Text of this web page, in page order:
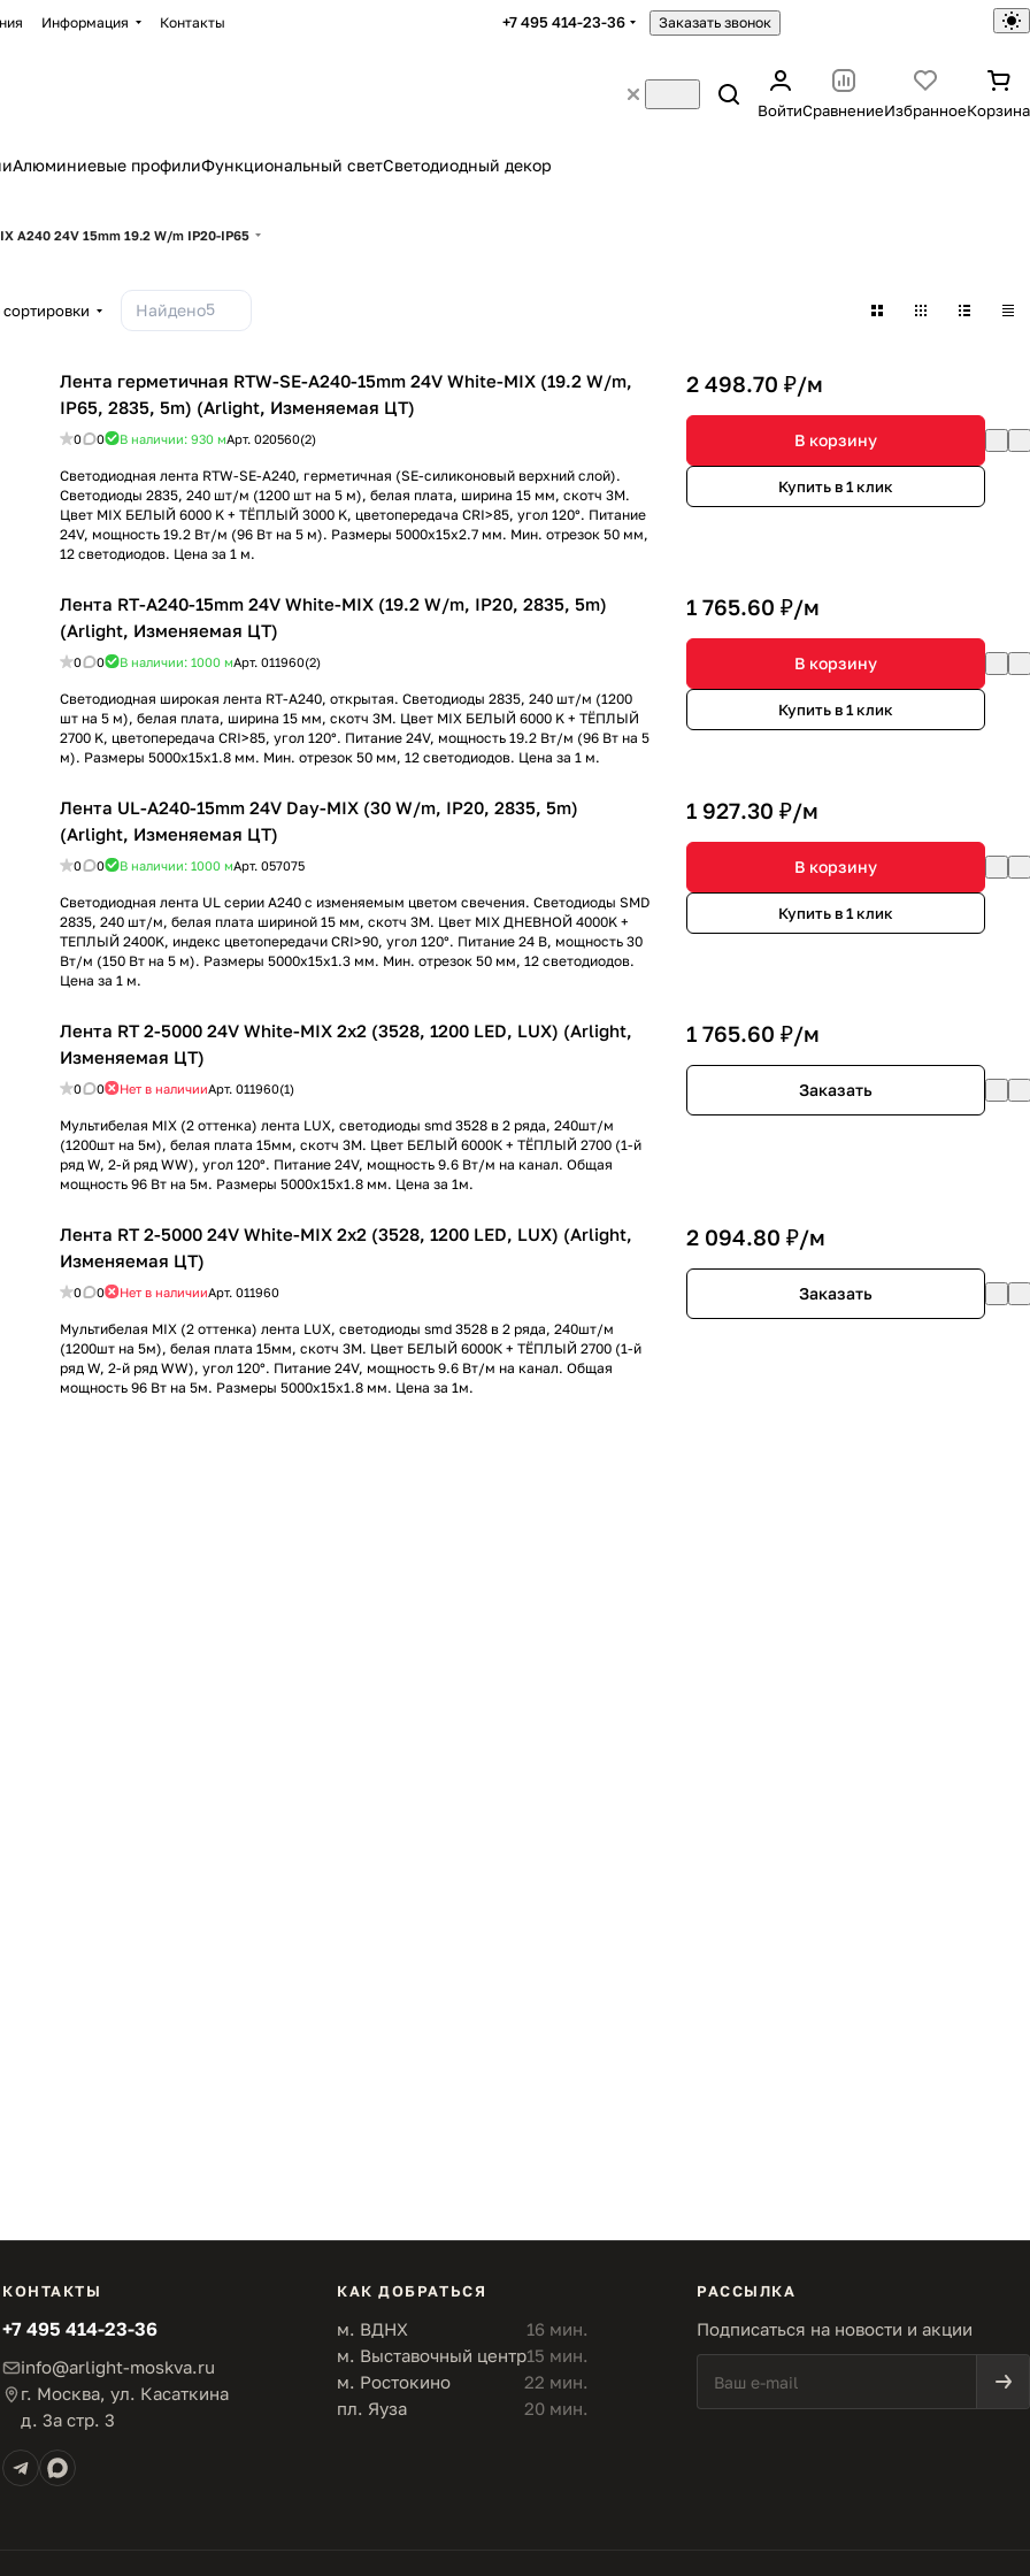
Информация Контакты +7 495 414-23-36 Заказать звонок
ВойтиСравнениеИзбранноеКорзина
Алюминиевые профилиФункциональный светСветодиодный декор
A240 24V 15mm 19.2 W/m IP20-IP65
Найдено5
Лента герметичная RTW-SE-A240-15mm 24V White-MIX (19.2 W/m,
IP65, 2835, 5m) (Arlight, Изменяемая ЦТ)
0 0 В наличии: 930 мАрт. 020560(2)
Светодиодная лента RTW-SE-A240, герметичная (SE-силиконовый верхний слой).
Светодиоды 2835, 240 шт/м (1200 шт на 5 м), белая плата, ширина 15 мм, скотч 3M.
Цвет MIX БЕЛЫЙ 6000 K + ТЁПЛЫЙ 3000 K, цветопередача CRI>85, угол 120°. Питание
24V, мощность 19.2 Вт/м (96 Вт на 5 м). Размеры 5000x15x2.7 мм. Мин. отрезок 50 мм,
12 светодиодов. Цена за 1 м.
2 498.70 ₽/м
В корзину
Купить в 1 клик
Лента RT-A240-15mm 24V White-MIX (19.2 W/m, IP20, 2835, 5m)
(Arlight, Изменяемая ЦТ)
0 0 В наличии: 1000 мАрт. 011960(2)
Светодиодная широкая лента RT-A240, открытая. Светодиоды 2835, 240 шт/м (1200
шт на 5 м), белая плата, ширина 15 мм, скотч 3M. Цвет MIX БЕЛЫЙ 6000 K + ТЁПЛЫЙ
2700 K, цветопередача CRI>85, угол 120°. Питание 24V, мощность 19.2 Вт/м (96 Вт на 5
м). Размеры 5000x15x1.8 мм. Мин. отрезок 50 мм, 12 светодиодов. Цена за 1 м.
1 765.60 ₽/м
В корзину
Купить в 1 клик
Лента UL-A240-15mm 24V Day-MIX (30 W/m, IP20, 2835, 5m)
(Arlight, Изменяемая ЦТ)
0 0 В наличии: 1000 мАрт. 057075
Светодиодная лента UL серии A240 с изменяемым цветом свечения. Светодиоды SMD
2835, 240 шт/м, белая плата шириной 15 мм, скотч 3M. Цвет MIX ДНЕВНОЙ 4000K +
ТЕПЛЫЙ 2400K, индекс цветопередачи CRI>90, угол 120°. Питание 24 В, мощность 30
Вт/м (150 Вт на 5 м). Размеры 5000x15x1.3 мм. Мин. отрезок 50 мм, 12 светодиодов.
Цена за 1 м.
1 927.30 ₽/м
В корзину
Купить в 1 клик
Лента RT 2-5000 24V White-MIX 2x2 (3528, 1200 LED, LUX) (Arlight,
Изменяемая ЦТ)
0 0 Нет в наличииАрт. 011960(1)
Мультибелая MIX (2 оттенка) лента LUX, светодиоды smd 3528 в 2 ряда, 240шт/м
(1200шт на 5м), белая плата 15мм, скотч 3М. Цвет БЕЛЫЙ 6000К + ТЁПЛЫЙ 2700 (1-й
ряд W, 2-й ряд WW), угол 120°. Питание 24V, мощность 9.6 Вт/м на канал. Общая
мощность 96 Вт на 5м. Размеры 5000х15х1.8 мм. Цена за 1м.
1 765.60 ₽/м
Заказать
Лента RT 2-5000 24V White-MIX 2x2 (3528, 1200 LED, LUX) (Arlight,
Изменяемая ЦТ)
0 0 Нет в наличииАрт. 011960
Мультибелая MIX (2 оттенка) лента LUX, светодиоды smd 3528 в 2 ряда, 240шт/м
(1200шт на 5м), белая плата 15мм, скотч 3М. Цвет БЕЛЫЙ 6000К + ТЁПЛЫЙ 2700 (1-й
ряд W, 2-й ряд WW), угол 120°. Питание 24V, мощность 9.6 Вт/м на канал. Общая
мощность 96 Вт на 5м. Размеры 5000х15х1.8 мм. Цена за 1м.
2 094.80 ₽/м
Заказать
КОНТАКТЫ
+7 495 414-23-36
info@arlight-moskva.ru
г. Москва, ул. Касаткина
д. 3а стр. 3
КАК ДОБРАТЬСЯ
м. ВДНХ
16 мин.
м. Выставочный центр15 мин.
м. Ростокино
22 мин.
пл. Яуза
20 мин.
РАССЫЛКА
Подписаться на новости и акции